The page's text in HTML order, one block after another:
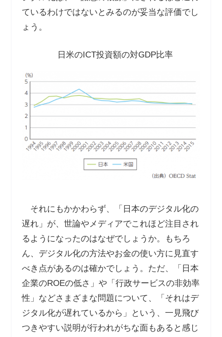
ているわけではないとみるのが妥当な評価でし
ょう。
日米のICT投資額の対GDP比率
それにもかかわらず、「日本のデジタル化の
遅れ」が、世論やメディアでこれほど注目され
るようになったのはなぜでしょうか。もちろ
ん、デジタル化の方法やお金の使い方に見直す
べき点があるのは確かでしょう。ただ、「日本
企業のROEの低さ」や「行政サービスの非効率
性」などさまざまな問題について、「それはデ
ジタル化が遅れているから」という、一見飛び
つきやすい説明が行われがちな面もあると感じ